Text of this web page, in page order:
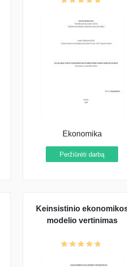
Ekonomika
Peržiūrėti darbą
Keinsistinio
modelio vertinimas